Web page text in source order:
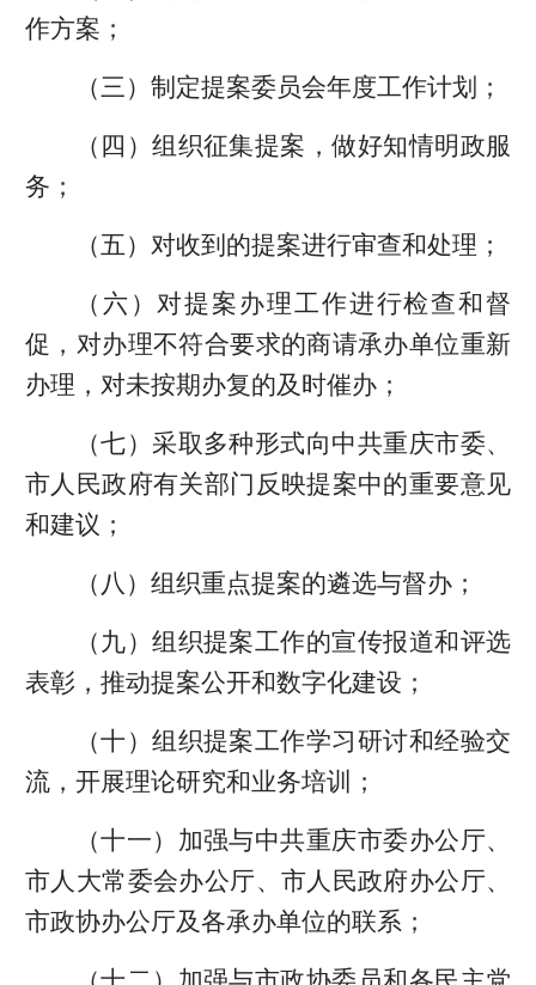
作方案；
（三）制定提案委员会年度工作计划；
（四）组织征集提案，做好知情明政服
务；
（五）对收到的提案进行审查和处理；
（六）对提案办理工作进行检查和督
促，对办理不符合要求的商请承办单位重新
办理，对未按期办复的及时催办；
（七）采取多种形式向中共重庆市委、
市人民政府有关部门反映提案中的重要意见
和建议；
（八）组织重点提案的遴选与督办；
（九）组织提案工作的宣传报道和评选
表彰，推动提案公开和数字化建设；
（十）组织提案工作学习研讨和经验交
流，开展理论研究和业务培训；
（十一）加强与中共重庆市委办公厅、
市人大常委会办公厅、市人民政府办公厅、
市政协办公厅及各承办单位的联系；